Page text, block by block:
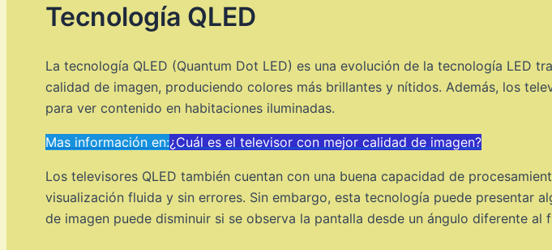
Tecnología QLED
La tecnología QLED (Quantum Dot LED) es una evolución de la tecnología LED
calidad de imagen, produciendo colores más brillantes y nítidos. Además, los
para ver contenido en habitaciones iluminadas.
Mas información en:¿Cuál es el televisor con mejor calidad de imagen?
Los televisores QLED también cuentan con una buena capacidad de
visualización fluida y sin errores. Sin embargo, esta tecnología puede presentar
de imagen puede disminuir si se observa la pantalla desde un ángulo diferente al